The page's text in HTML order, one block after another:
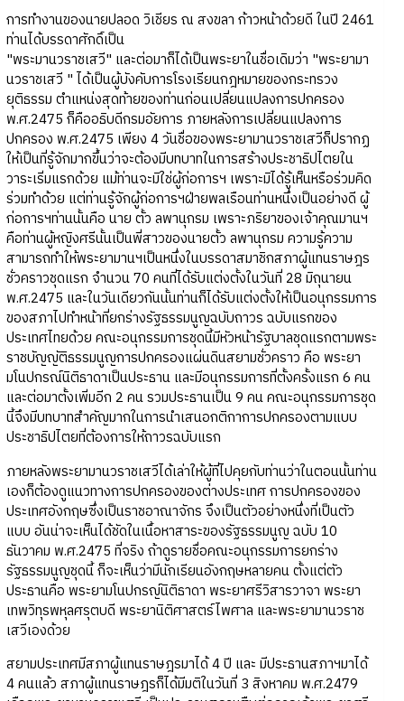
การทำงานของนายปลอด วิเชียร ณ สงขลา ก้าวหน้าด้วยดี ในปี 2461
ท่านได้บรรดาศักดิ์เป็น
"พระมานวราชเสวี" และต่อมาก็ได้เป็นพระยาในชื่อเดิมว่า "พระยามา
นวราชเสวี " ได้เป็นผู้บังคับการโรงเรียนกฎหมายของกระทรวง
ยุติธรรม ตำแหน่งสุดท้ายของท่านก่อนเปลี่ยนแปลงการปกครอง
พ.ศ.2475 ก็คืออธิบดีกรมอัยการ ภายหลังการเปลี่ยนแปลงการ
ปกครอง พ.ศ.2475 เพียง 4 วันชื่อของพระยามานวราชเสวีก็ปรากฏ
ให้เป็นที่รู้จักมากขึ้นว่าจะต้องมีบทบาทในการสร้างประชาธิปไตยใน
วาระเริ่มแรกด้วย แม้ท่านจะมิใช่ผู้ก่อการฯ เพราะมิได้รู้เห็นหรือร่วมคิด
ร่วมทำด้วย แต่ท่านรู้จักผู้ก่อการฯฝ่ายพลเรือนท่านหนึ่งเป็นอย่างดี ผู้
ก่อการฯท่านนั้นคือ นาย ตั้ว ลพานุกรม เพราะภริยาของเจ้าคุณมานฯ
คือท่านผู้หญิงศรีนั้นเป็นพี่สาวของนายตั้ว ลพานุกรม ความรู้ความ
สามารถทำให้พระยามานฯเป็นหนึ่งในบรรดาสมาชิกสภาผู้แทนราษฎร
ชั่วคราวชุดแรก จำนวน 70 คนที่ได้รับแต่งตั้งในวันที่ 28 มิถุนายน
พ.ศ.2475 และในวันเดียวกันนั้นท่านก็ได้รับแต่งตั้งให้เป็นอนุกรรมการ
ของสภาไปทำหน้าที่ยกร่างรัฐธรรมนูญฉบับถาวร ฉบับแรกของ
ประเทศไทยด้วย คณะอนุกรรมการชุดนี้มีหัวหน้ารัฐบาลชุดแรกตามพระ
ราชบัญญัติธรรมนูญการปกครองแผ่นดินสยามชั่วคราว คือ พระยา
มโนปกรณ์นิติธาดาเป็นประธาน และมีอนุกรรมการที่ตั้งครั้งแรก 6 คน
และต่อมาตั้งเพิ่มอีก 2 คน รวมประธานเป็น 9 คน คณะอนุกรรมการชุด
นี้จึงมีบทบาทสำคัญมากในการนำเสนอกติกาการปกครองตามแบบ
ประชาธิปไตยที่ต้องการให้ถาวรฉบับแรก
ภายหลังพระยามานวราชเสวีได้เล่าให้ผู้ที่ไปคุยกับท่านว่าในตอนนั้นท่าน
เองก็ต้องดูแนวทางการปกครองของต่างประเทศ การปกครองของ
ประเทศอังกฤษซึ่งเป็นราชอาณาจักร จึงเป็นตัวอย่างหนึ่งที่เป็นตัว
แบบ อันน่าจะเห็นได้ชัดในเนื้อหาสาระของรัฐธรรมนูญ ฉบับ 10
ธันวาคม พ.ศ.2475 ที่จริง ถ้าดูรายชื่อคณะอนุกรรมการยกร่าง
รัฐธรรมนูญชุดนี้ ก็จะเห็นว่ามีนักเรียนอังกฤษหลายคน ตั้งแต่ตัว
ประธานคือ พระยามโนปกรญ์นิติธาดา พระยาศรีวิสารวาจา พระยา
เทพวิทุรพหุลศรุตบดี พระยานิติศาสตร์ไพศาล และพระยามานวราช
เสวีเองด้วย
สยามประเทศมีสภาผู้แทนราษฎรมาได้ 4 ปี และ มีประธานสภาฯมาได้
4 คนแล้ว สภาผู้แทนราษฎรก็ได้มีมติในวันที่ 3 สิงหาคม พ.ศ.2479